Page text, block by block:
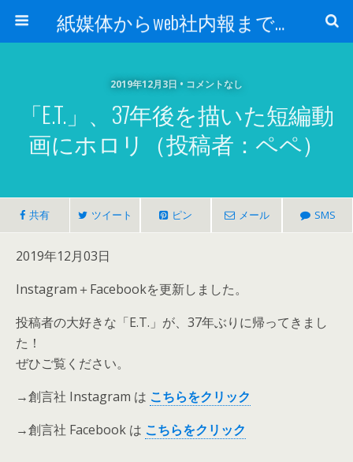
紙媒体からweb社内報まで 社内報制作会社 創言社：東京都千代田区飯田橋駅から１分
2019年12月3日 • コメントなし
「E.T.」、37年後を描いた短編動
画にホロリ（投稿者：ペペ）
共有 ツイート ピン メール SMS
2019年12月03日
Instagram＋Facebookを更新しました。
投稿者の大好きな「E.T.」が、37年ぶりに帰ってきまし
た！
ぜひご覧ください。
→創言社 Instagram は こちらをクリック
→創言社 Facebook は こちらをクリック